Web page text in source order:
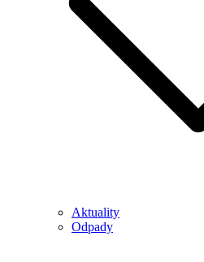
Aktuality
Odpady